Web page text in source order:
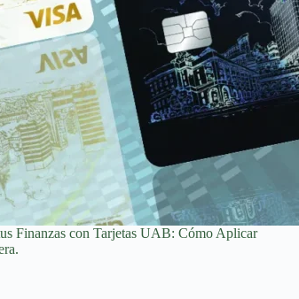
Finanzas con Tarjetas UAB: Cómo Aplicar